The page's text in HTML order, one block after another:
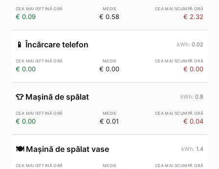
€ 0.09 € 0.58 € 2.32
📱 Încărcare telefon 0.02
€ 0.00 € 0.00 € 0.00
👕 Mașină de spălat 0.8
€ 0.00 € 0.01 € 0.04
🍽️ Mașină de spălat vase 1.4